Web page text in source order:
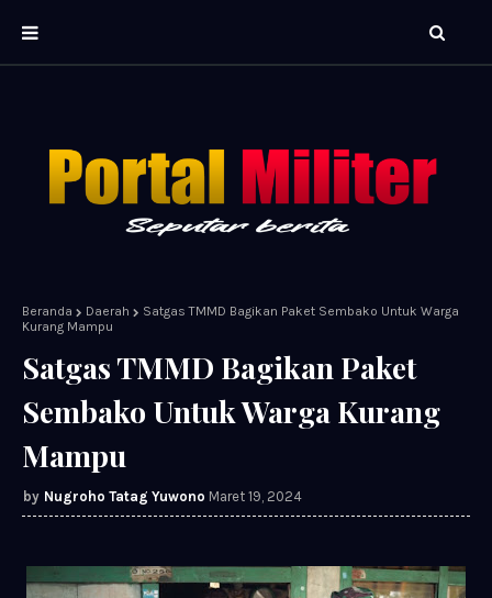
Beranda Daerah
Satgas TMMD Bagikan Paket Sembako Untuk Warga
Kurang Mampu
Satgas TMMD Bagikan Paket
Sembako Untuk Warga Kurang
Mampu
Nugroho Tatag Yuwono Maret 19, 2024